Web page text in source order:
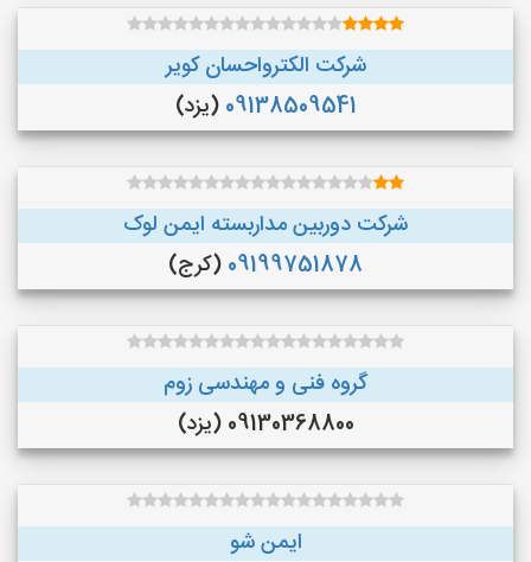
شرکت الکترواحسان کویر
09138509541 (یزد)
شرکت دوربین مداربسته ایمن لوک
09199751878 (کرج)
گروه فنی و مهندسی زوم
09130368800 (یزد)
ایمن شو